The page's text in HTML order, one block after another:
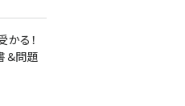
かる！
＆問題